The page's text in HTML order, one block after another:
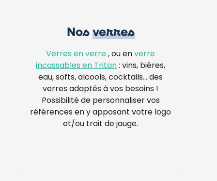
Nos verres
Verres en verre , ou en verre
incassables en Tritan : vins, bières,
eau, softs, alcools, cocktails… des
verres adaptés à vos besoins !
Possibilité de personnaliser vos
références en y apposant votre logo
et/ou trait de jauge.